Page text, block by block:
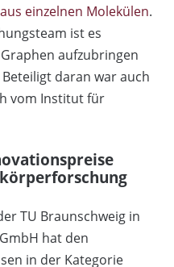
einzelnen Molekülen.
ist es
aufzubringen
daran war auch
vom Institut für
TU Braunschweig in
hat den
in der Kategorie